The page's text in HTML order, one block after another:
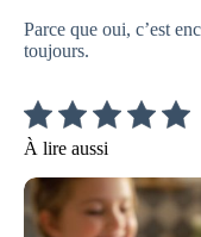
Parce que oui, c’est
toujours.
À lire aussi